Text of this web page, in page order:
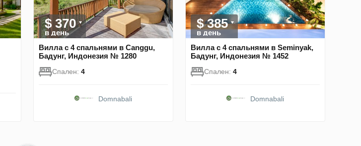
$ 370
в день
Вилла с 4 спальнями в Canggu,
Бадунг, Индонезия № 1280
Спален: 4
Domnabali
$ 385
в день
Вилла с 4 спальнями в Seminyak,
Бадунг, Индонезия № 1452
Спален: 4
Domnabali